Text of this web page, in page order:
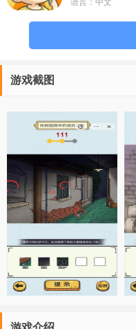
语言： 中文
游戏截图